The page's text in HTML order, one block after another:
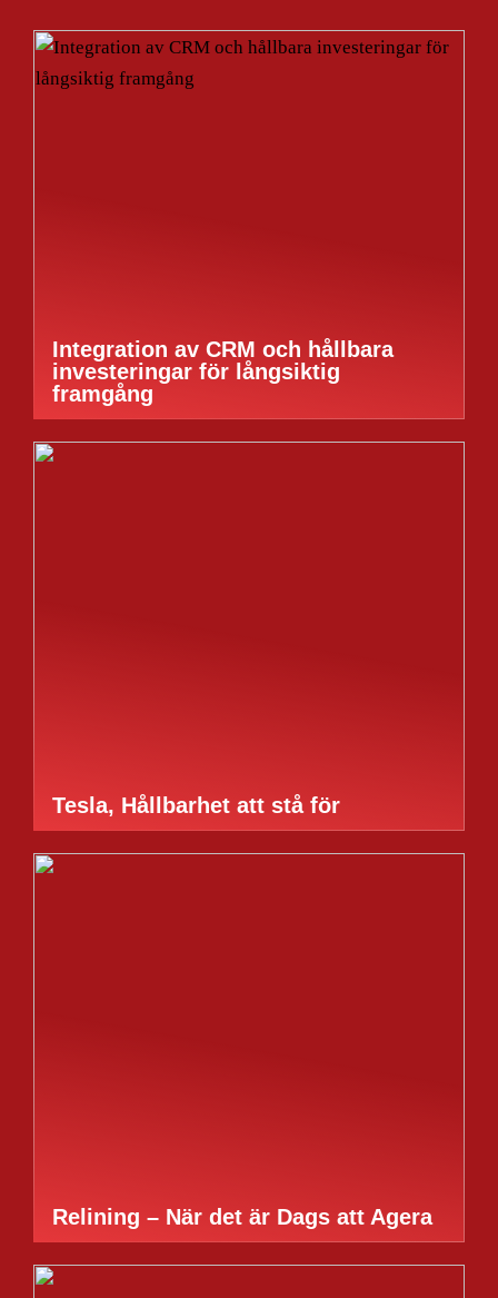
Integration av CRM och hållbara
investeringar för långsiktig
framgång
Tesla, Hållbarhet att stå för
Relining – När det är Dags att Agera